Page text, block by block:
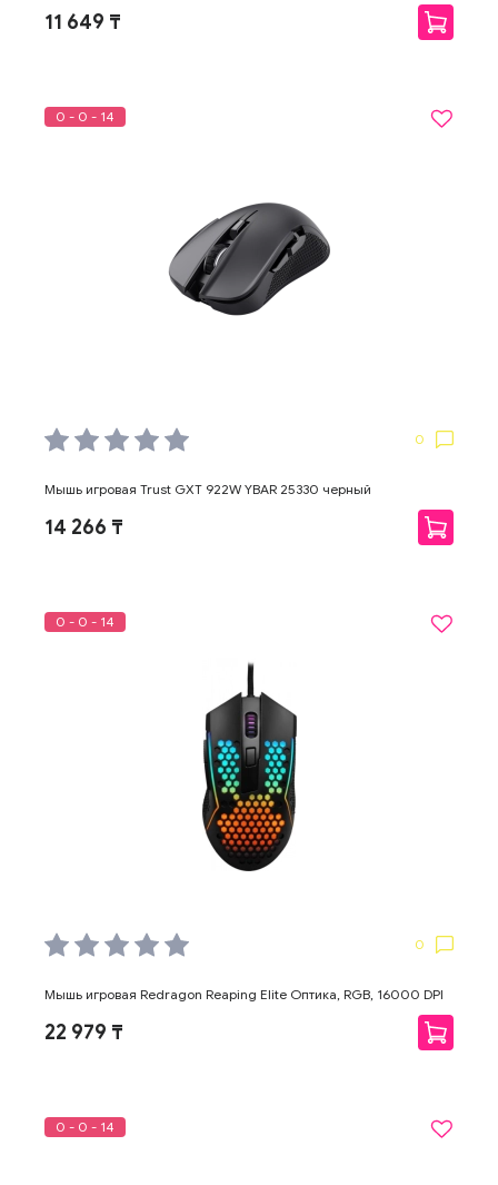
11 649 ₸
0 - 0 - 14
0
Мышь игровая Trust GXT 922W YBAR 25330 черный
14 266 ₸
0 - 0 - 14
0
Мышь игровая Redragon Reaping Elite Оптика, RGB, 16000 DPI
22 979 ₸
0 - 0 - 14